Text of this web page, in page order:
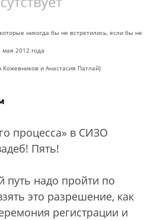
никогда бы не встретились, если бы не
мая 2012 года
Кожевников и Анастасия Патлай)
процесса» в СИЗО
Пять!
надо пройти по
это разрешение, как
регистрации и